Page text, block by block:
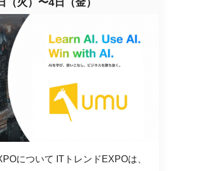
について ITトレンドEXPOは、